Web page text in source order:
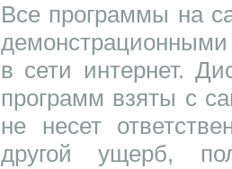
Все программы на
в сети интернет.
программ взяты с
не несет
другой ущерб,